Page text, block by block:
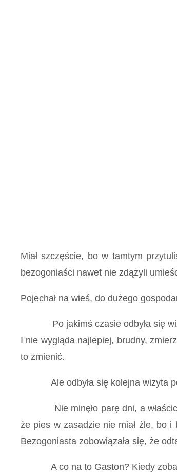
Miał szczęście, bo w tamtym
bezogoniaści nawet nie zdążyli
Pojechał na wieś, do dużego
Po jakimś czasie odbyła się
I nie wygląda najlepiej, brudny,
to zmienić.
Ale odbyła się kolejna wizyta
Nie minęło parę dni, a
że pies w zasadzie nie miał źle, bo
Bezogoniasta zobowiązała się, że
A co na to Gaston? Kiedy